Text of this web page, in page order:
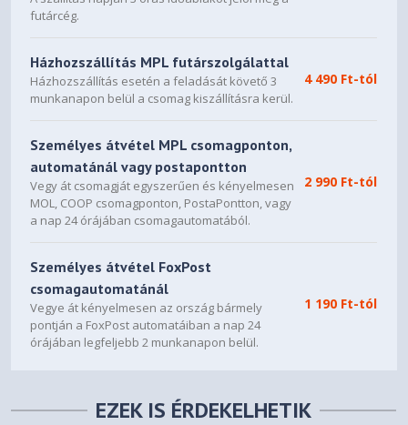
futárcég.
Házhozszállítás MPL futárszolgálattal
Házhozszállítás esetén a feladását követő 3
munkanapon belül a csomag kiszállításra kerül.
4 490 Ft-tól
Személyes átvétel MPL csomagponton,
automatánál vagy postapontton
Vegy át csomagját egyszerűen és kényelmesen
MOL, COOP csomagponton, PostaPontton, vagy
a nap 24 órájában csomagautomatából.
2 990 Ft-tól
Személyes átvétel FoxPost
csomagautomatánál
Vegye át kényelmesen az ország bármely
pontján a FoxPost automatáiban a nap 24
órájában legfeljebb 2 munkanapon belül.
1 190 Ft-tól
EZEK IS ÉRDEKELHETIK